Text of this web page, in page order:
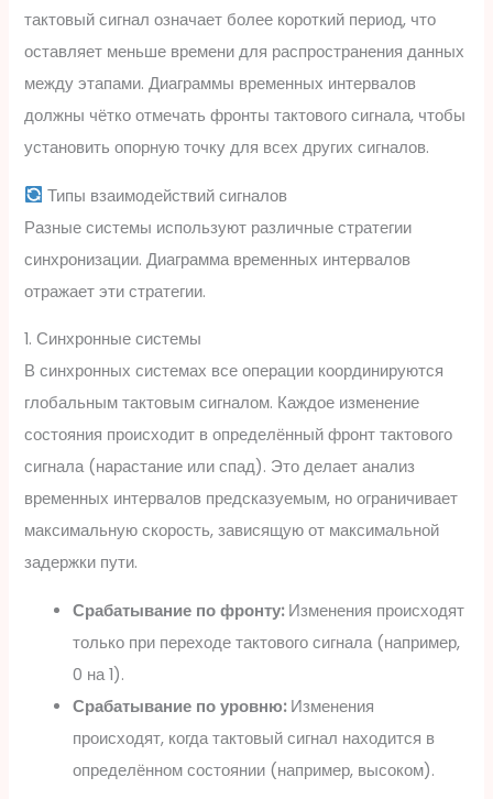
тактовый сигнал означает более короткий период, что
оставляет меньше времени для распространения данных
между этапами. Диаграммы временных интервалов
должны чётко отмечать фронты тактового сигнала, чтобы
установить опорную точку для всех других сигналов.
Типы взаимодействий сигналов
Разные системы используют различные стратегии
синхронизации. Диаграмма временных интервалов
отражает эти стратегии.
1. Синхронные системы
В синхронных системах все операции координируются
глобальным тактовым сигналом. Каждое изменение
состояния происходит в определённый фронт тактового
сигнала (нарастание или спад). Это делает анализ
временных интервалов предсказуемым, но ограничивает
максимальную скорость, зависящую от максимальной
задержки пути.
Срабатывание по фронту:Изменения происходят
только при переходе тактового сигнала (например,
0 на 1).
Срабатывание по уровню:Изменения
происходят, когда тактовый сигнал находится в
определённом состоянии (например, высоком).